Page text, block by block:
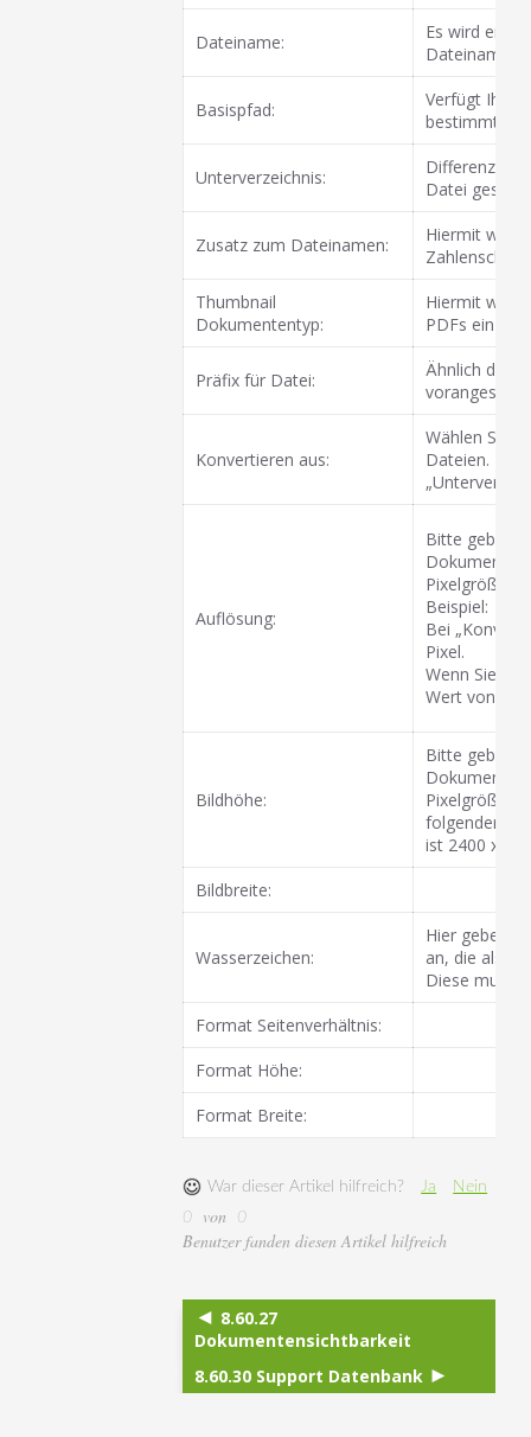
Dateiname:
Es wird ein
Dateinamen
Basispfad:
Verfügt Ihre
bestimmten
Unterverzeichnis:
Differenziert
Datei
Zusatz zum Dateinamen:
Hiermit wird
Thumbnail
Dokumententyp:
Hiermit wird
PDFs ein
Präfix für Datei:
Ähnlich dem
vorangestellt.
Konvertieren aus:
Wählen Sie
Dateien.
Auflösung:
Bitte geben
Pixelgröße
Beispiel:
Bei
Pixel.
Wenn Sie
Wert von
Bildhöhe:
Bitte geben
Pixelgröße
ist 2400 x
Bildbreite:
Wasserzeichen:
Hier geben
an, die als
Diese muss
Format Seitenverhältnis:
Format Höhe:
Format Breite:
War dieser Artikel hilfreich? Ja
Nein
0
von 0
Benutzer fanden diesen Artikel hilfreich
8.60.27
Dokumentensichtbarkeit
8.60.30 Support Datenbank